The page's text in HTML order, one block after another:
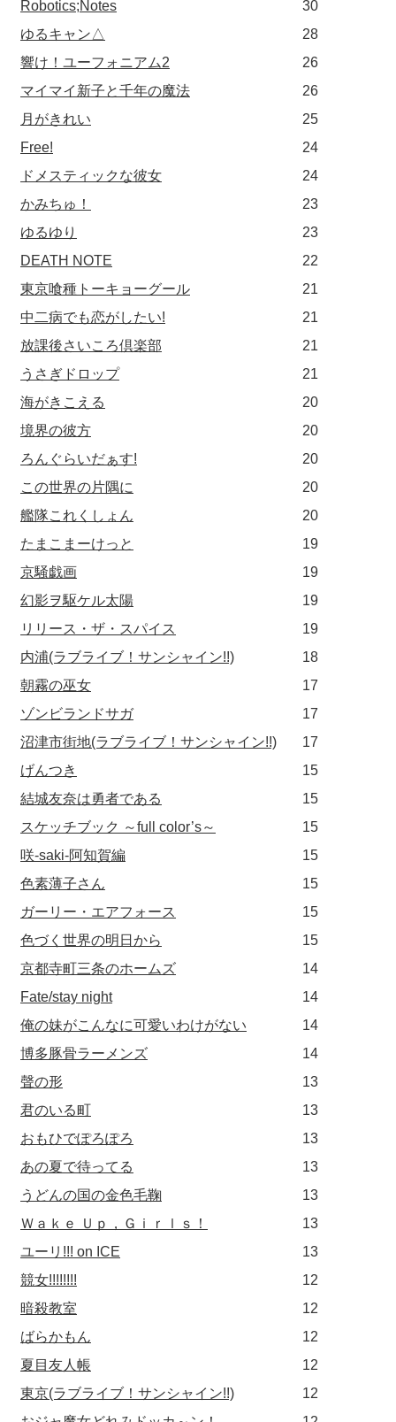
Robotics;Notes
30
ゆるキャン△
28
響け！ユーフォニアム2
26
マイマイ新子と千年の魔法
26
月がきれい
25
Free!
24
ドメスティックな彼女
24
かみちゅ！
23
ゆるゆり
23
DEATH NOTE
22
東京喰種トーキョーグール
21
中二病でも恋がしたい!
21
放課後さいころ倶楽部
21
うさぎドロップ
21
海がきこえる
20
境界の彼方
20
ろんぐらいだぁす!
20
この世界の片隅に
20
艦隊これくしょん
20
たまこまーけっと
19
京騒戯画
19
幻影ヲ駆ケル太陽
19
リリース・ザ・スパイス
19
内浦(ラブライブ！サンシャイン!!)
18
朝霧の巫女
17
ゾンビランドサガ
17
沼津市街地(ラブライブ！サンシャイン!!)
17
げんつき
15
結城友奈は勇者である
15
スケッチブック ～full color’s～
15
咲-saki-阿知賀編
15
色素薄子さん
15
ガーリー・エアフォース
15
色づく世界の明日から
15
京都寺町三条のホームズ
14
Fate/stay night
14
俺の妹がこんなに可愛いわけがない
14
博多豚骨ラーメンズ
14
聲の形
13
君のいる町
13
おもひでぽろぽろ
13
あの夏で待ってる
13
うどんの国の金色毛鞠
13
Ｗａｋｅ Ｕｐ，Ｇｉｒｌｓ！
13
ユーリ!!! on ICE
13
競女!!!!!!!!
12
暗殺教室
12
ばらかもん
12
夏目友人帳
12
東京(ラブライブ！サンシャイン!!)
12